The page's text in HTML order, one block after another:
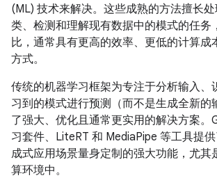
(ML) 技术来解决。这些成熟的方法擅长
类、检测和理解现有数据中的模式的任务
比，通常具有更高的效率、更低的计算成
方式。
传统的机器学习框架为专注于分析输入、
习到的模式进行预测（而不是生成全新的
了强大、优化且通常更实用的解决方案。
习套件、LiteRT 和 MediaPipe 等工具提
成式应用场景量身定制的强大功能，尤其
算环境中。